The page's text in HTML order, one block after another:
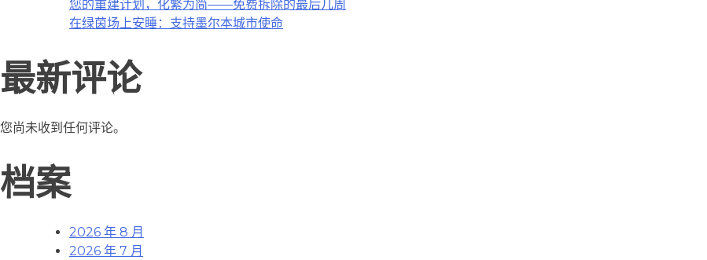
您的重建计划，化繁为简——免费拆除的最后几周
在绿茵场上安睡：支持墨尔本城市使命
最新评论
您尚未收到任何评论。
档案
2026 年 8 月
2026 年 7 月